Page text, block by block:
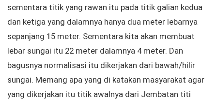
sementara titik yang rawan itu pada titik galian kedua
dan ketiga yang dalamnya hanya dua meter lebarnya
sepanjang 15 meter. Sementara kita akan membuat
lebar sungai itu 22 meter dalamnya 4 meter. Dan
bagusnya normalisasi itu dikerjakan dari bawah/hilir
sungai. Memang apa yang di katakan masyarakat agar
yang dikerjakan itu titik awalnya dari Jembatan titi